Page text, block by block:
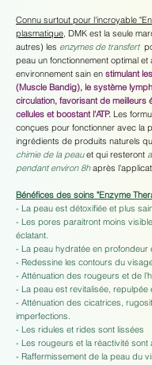
Connu surtout pour l'incroyable
plasmatique, DMK est la seule
autres) les enzymes de transfert
peau un fonctionnement optimal et
environnement sain en stimulant
(Muscle Bandig), le système
circulation, favorisant de meilleurs
cellules et boostant l'ATP. Les
conçues pour fonctionner avec la
ingrédients de produits naturels
chimie de la peau et qui resteront
pendant environ 8h après
Bénéfices des soins "Enzyme
- La peau est détoxifiée et plus
- Les pores paraitront moins
éclatant.
- La peau hydratée en profondeur
- Redessine les contours du
- Atténuation des rougeurs et de
- La peau est revitalisée, repulpée
- Atténuation des cicatrices,
imperfections.
- Les ridules et rides sont lissées
- Les rougeurs et la réactivité sont
- Raffermissement de la peau du